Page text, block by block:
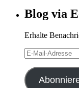
Blog via
Erhalte
E-
Mail-
Adresse